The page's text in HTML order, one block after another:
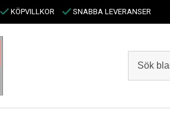
KÖPVILLKOR SNABBA LEVERANSER